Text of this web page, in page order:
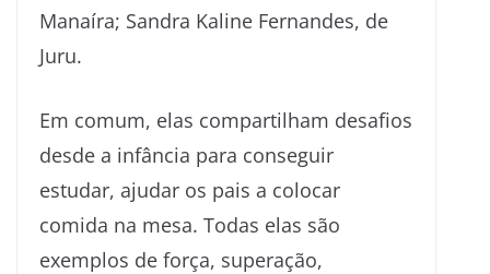
Manaíra; Sandra Kaline Fernandes, de
Juru.
Em comum, elas compartilham desafios
desde a infância para conseguir
estudar, ajudar os pais a colocar
comida na mesa. Todas elas são
exemplos de força, superação,